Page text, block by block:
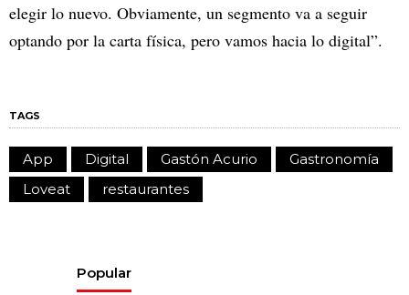
elegir lo nuevo. Obviamente, un segmento va a seguir
optando por la carta física, pero vamos hacia lo digital”.
TAGS
App Digital Gastón Acurio
Gastronomía
Loveat
restaurantes
Popular